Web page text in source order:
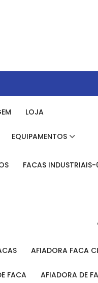
LOJA
EQUIPAMENTOS
FACAS INDUSTRIAIS-
AFIADORA FACA
FACA AFIADORA DE